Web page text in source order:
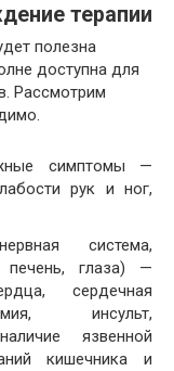
терапии
полезна
доступна для
Рассмотрим
симптомы —
рук и ног,
система,
печень, глаза) —
сердечная
инсульт,
язвенной
кишечника и